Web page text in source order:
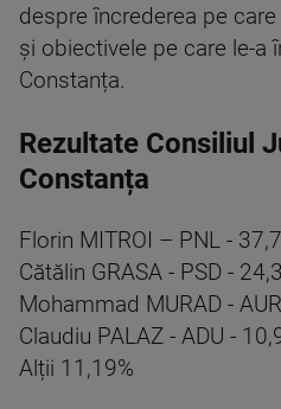
despre încrederea pe
și obiectivele pe care le-a
Constanța.
Rezultate Consiliul
Constanța
Florin MITROI – PNL -
Cătălin GRASA - PSD -
Mohammad MURAD -
Claudiu PALAZ - ADU -
Alții 11,19%